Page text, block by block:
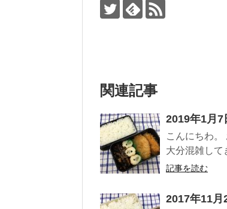
関連記事
2019年1月7
こんにちわ。
大分混雑して
記事を読む
2017年11月